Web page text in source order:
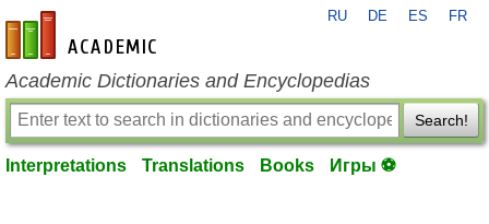
en-academic.com
RU DE ES FR
Academic Dictionaries and Encyclopedias
Search!
Interpretations Translations Books Игры ⚽